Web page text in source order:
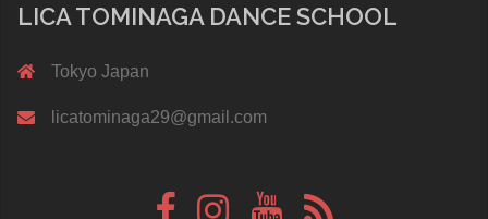
LICA TOMINAGA DANCE SCHOOL
Tokyo Japan
licatominaga29@gmail.com
Face
instagramYoutube